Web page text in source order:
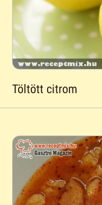
Töltött citrom